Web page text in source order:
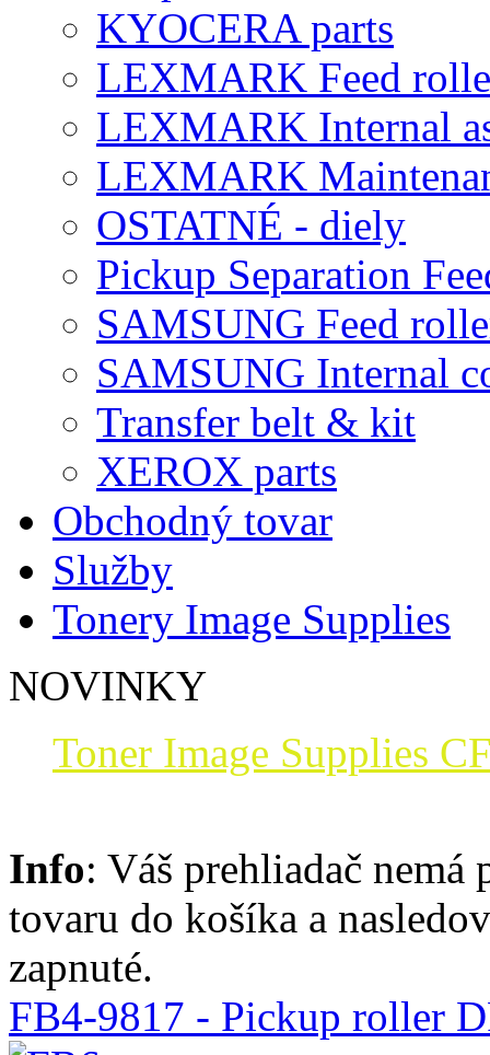
KYOCERA parts
LEXMARK Feed
LEXMARK Internal
LEXMARK
OSTATNÉ - diely
Pickup Separation
SAMSUNG Feed
SAMSUNG Internal
Transfer belt & kit
XEROX parts
Obchodný tovar
Služby
Tonery Image Supplies
NOVINKY
Toner Image Supplies
Info: Váš prehliadač nemá
tovaru do košíka a
zapnuté.
FB4-9817 - Pickup roller D